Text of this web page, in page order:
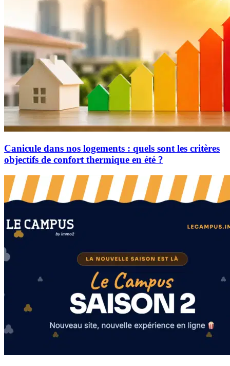
Canicule dans nos logements : quels sont les critères
objectifs de confort thermique en été ?